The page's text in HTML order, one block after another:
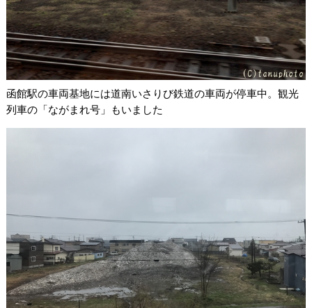
函館駅の車両基地には道南いさりび鉄道の車両が停車中。観光
列車の「ながまれ号」もいました